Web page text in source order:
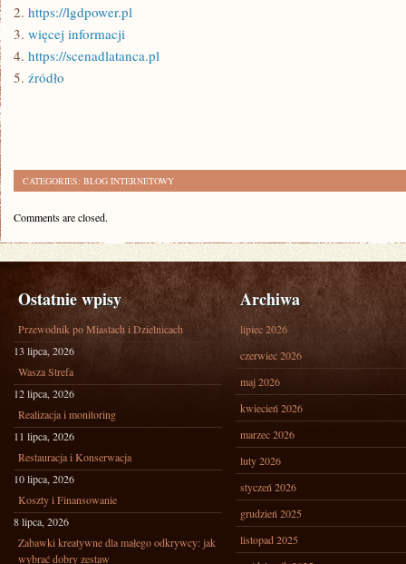
2. https://lgdpower.pl
3. więcej informacji
4. https://scenadlatanca.pl
5. źródło
CATEGORIES: BLOG INTERNETOWY
Comments are closed.
Ostatnie wpisy
Przewodnik po Miastach i Dzielnicach
13 lipca, 2026
Wasza Strefa
12 lipca, 2026
Realizacja i monitoring
11 lipca, 2026
Restauracja i Konserwacja
10 lipca, 2026
Koszty i Finansowanie
8 lipca, 2026
Zabawki kreatywne dla małego odkrywcy: jak
wybrać dobry zestaw
Archiwa
lipiec 2026
czerwiec 2026
maj 2026
kwiecień 2026
marzec 2026
luty 2026
styczeń 2026
grudzień 2025
listopad 2025